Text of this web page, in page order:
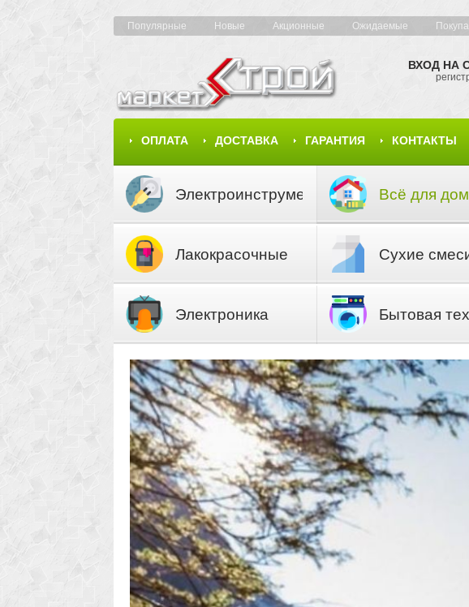
Популярные Новые Акционные Ожидаемые
ОПЛАТА ДОСТАВКА ГАРАНТИЯ КОНТАКТЫ
КАРТА САЙТА
ВХОД НА
Электроинструмент Всё для
Лакокрасочные
Сухие
Электроника Бытовая